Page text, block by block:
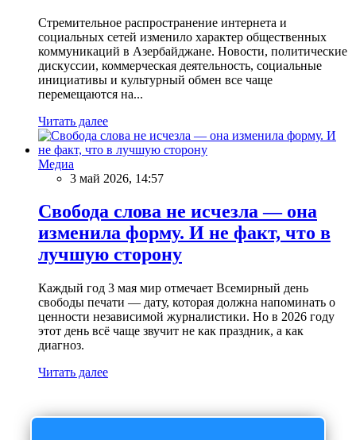
Стремительное распространение интернета и
социальных сетей изменило характер общественных
коммуникаций в Азербайджане. Новости, политические
дискуссии, коммерческая деятельность, социальные
инициативы и культурный обмен все чаще
перемещаются на...
Читать далее
Медиа
3 май 2026, 14:57
Свобода слова не исчезла — она
изменила форму. И не факт, что в
лучшую сторону
Каждый год 3 мая мир отмечает Всемирный день
свободы печати — дату, которая должна напоминать о
ценности независимой журналистики. Но в 2026 году
этот день всё чаще звучит не как праздник, а как
диагноз.
Читать далее